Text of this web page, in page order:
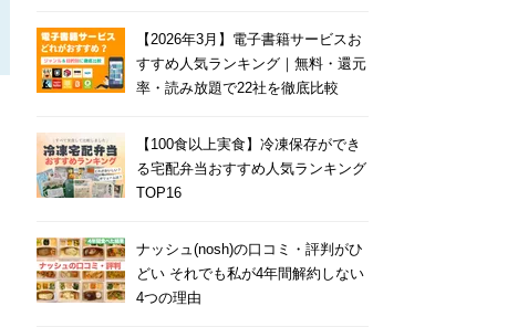
【2026年3月】電子書籍サービスお
すすめ人気ランキング｜無料・還元
率・読み放題で22社を徹底比較
【100食以上実食】冷凍保存ができ
る宅配弁当おすすめ人気ランキング
TOP16
ナッシュ(nosh)の口コミ・評判がひ
どい それでも私が4年間解約しない
4つの理由